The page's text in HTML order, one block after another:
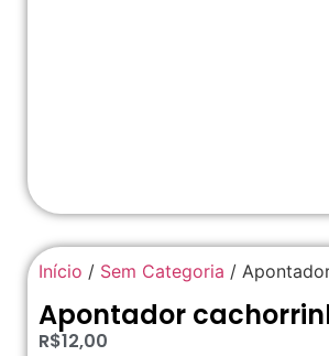
Início / Sem Categoria /
Apontador
R$12,00